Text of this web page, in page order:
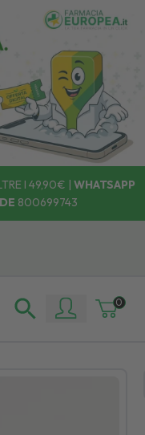
I 49,90€ | WHATSAPP
800699743
0